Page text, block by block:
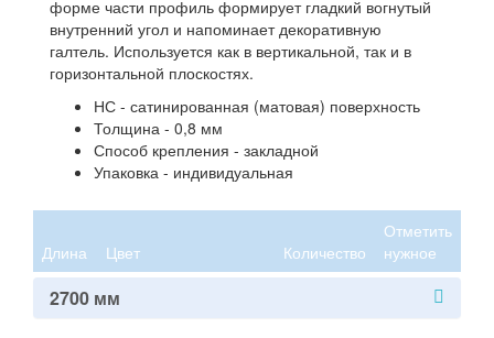
форме части профиль формирует гладкий вогнутый
внутренний угол и напоминает декоративную
галтель. Используется как в вертикальной, так и в
горизонтальной плоскостях.
НС - сатинированная (матовая) поверхность
Толщина - 0,8 мм
Способ крепления - закладной
Упаковка - индивидуальная
Длина Цвет Количество
Отметить
нужное
2700 мм